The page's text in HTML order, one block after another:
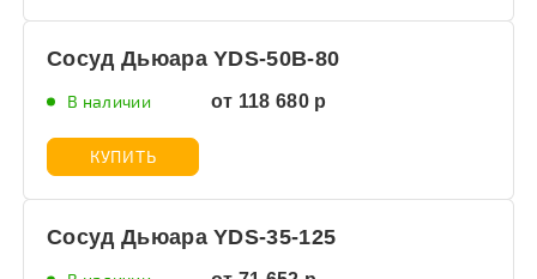
Сосуд Дьюара YDS-50B-80
В наличии от 118 680 р
КУПИТЬ
Сосуд Дьюара YDS-35-125